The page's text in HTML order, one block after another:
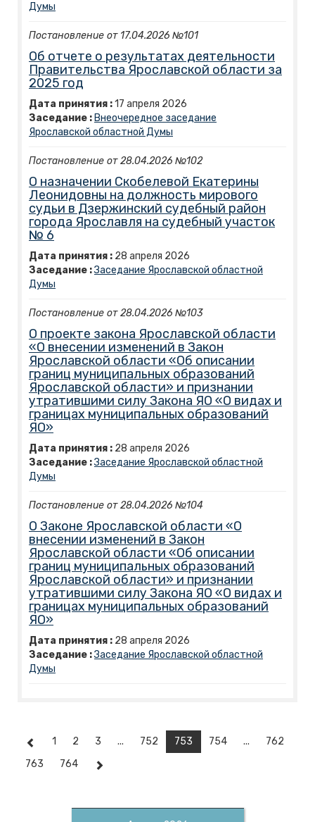
Думы
Постановление от 17.04.2026 №101
Об отчете о результатах деятельности
Правительства Ярославской области за
2025 год
Дата принятия :17 апреля 2026
Заседание : Внеочередное заседание
Ярославской областной Думы
Постановление от 28.04.2026 №102
О назначении Скобелевой Екатерины
Леонидовны на должность мирового
судьи в Дзержинский судебный район
города Ярославля на судебный участок
№ 6
Дата принятия : 28 апреля 2026
Заседание :Заседание Ярославской областной
Думы
Постановление от 28.04.2026 №103
О проекте закона Ярославской области
«О внесении изменений в Закон
Ярославской области «Об описании
границ муниципальных образований
Ярославской области» и признании
утратившими силу Закона ЯО «О видах и
границах муниципальных образований
ЯО»
Дата принятия : 28 апреля 2026
Заседание :Заседание Ярославской областной
Думы
Постановление от 28.04.2026 №104
О Законе Ярославской области «О
внесении изменений в Закон
Ярославской области «Об описании
границ муниципальных образований
Ярославской области» и признании
утратившими силу Закона ЯО «О видах и
границах муниципальных образований
ЯО»
Дата принятия : 28 апреля 2026
Заседание :Заседание Ярославской областной
Думы
1 2 3 ... 752 753 754 ...
762
763
764